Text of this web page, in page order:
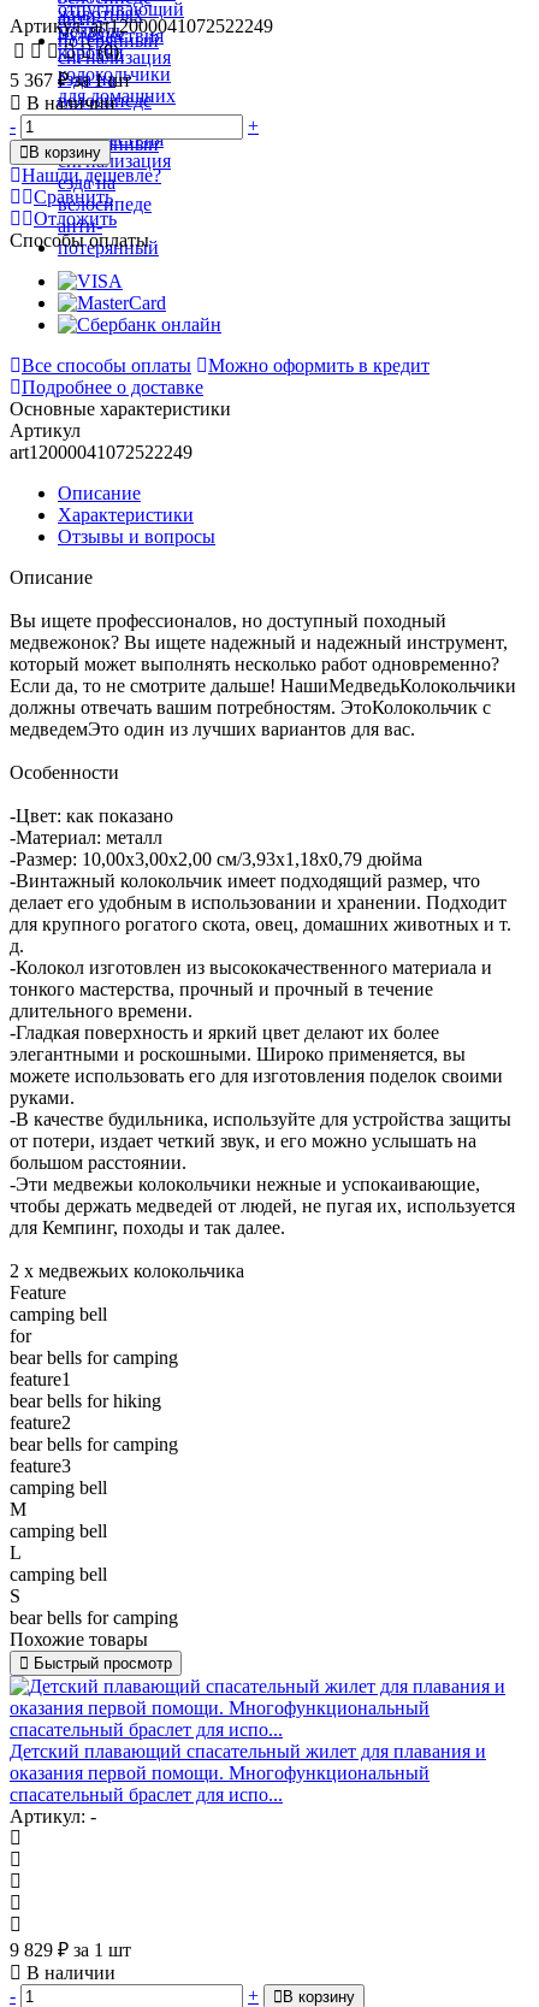
Артикул: art12000041072522249
(0)
5 367 ₽за 1 шт
В наличии
-
+
В корзину
Нашли дешевле?
Сравнить
Отложить
Способы оплаты
Все способы оплаты
Можно оформить в кредит
Подробнее о доставке
Основные характеристики
Артикул
art12000041072522249
Описание
Характеристики
Отзывы и вопросы
Описание
Вы ищете профессионалов, но доступный походный
медвежонок? Вы ищете надежный и надежный инструмент,
который может выполнять несколько работ одновременно?
Если да, то не смотрите дальше! НашиМедведьКолокольчики
должны отвечать вашим потребностям. ЭтоКолокольчик с
медведемЭто один из лучших вариантов для вас.
Особенности
-Цвет: как показано
-Материал: металл
-Размер: 10,00x3,00x2,00 см/3,93x1,18x0,79 дюйма
-Винтажный колокольчик имеет подходящий размер, что
делает его удобным в использовании и хранении. Подходит
для крупного рогатого скота, овец, домашних животных и т.
д.
-Колокол изготовлен из высококачественного материала и
тонкого мастерства, прочный и прочный в течение
длительного времени.
-Гладкая поверхность и яркий цвет делают их более
элегантными и роскошными. Широко применяется, вы
можете использовать его для изготовления поделок своими
руками.
-В качестве будильника, используйте для устройства защиты
от потери, издает четкий звук, и его можно услышать на
большом расстоянии.
-Эти медвежьи колокольчики нежные и успокаивающие,
чтобы держать медведей от людей, не пугая их, используется
для Кемпинг, походы и так далее.
2 х медвежьих колокольчика
Feature
camping bell
for
bear bells for camping
feature1
bear bells for hiking
feature2
bear bells for camping
feature3
camping bell
M
camping bell
L
camping bell
S
bear bells for camping
Похожие товары
Быстрый просмотр
Детский плавающий спасательный жилет для плавания и
оказания первой помощи. Многофункциональный
спасательный браслет для испо...
Артикул: -
9 829 ₽ за 1 шт
В наличии
-
+ В корзину